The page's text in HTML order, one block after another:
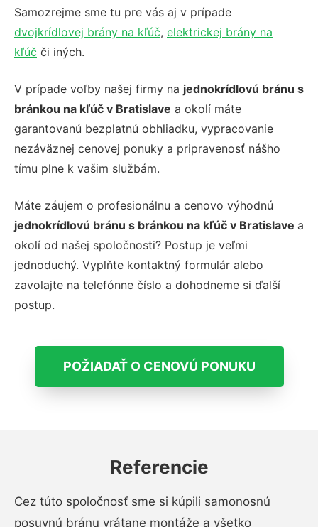
Samozrejme sme tu pre vás aj v prípade
dvojkrídlovej brány na kľúč, elektrickej brány na
kľúč či iných.
V prípade voľby našej firmy na jednokrídlovú bránu s
bránkou na kľúč v Bratislave a okolí máte
garantovanú bezplatnú obhliadku, vypracovanie
nezáväznej cenovej ponuky a pripravenosť nášho
tímu plne k vašim službám.
Máte záujem o profesionálnu a cenovo výhodnú
jednokrídlovú bránu s bránkou na kľúč v Bratislave a
okolí od našej spoločnosti? Postup je veľmi
jednoduchý. Vyplňte kontaktný formulár alebo
zavolajte na telefónne číslo a dohodneme si ďalší
postup.
POŽIADAŤ O CENOVÚ PONUKU
Referencie
Cez túto spoločnosť sme si kúpili samonosnú
posuvnú bránu vrátane montáže a všetko